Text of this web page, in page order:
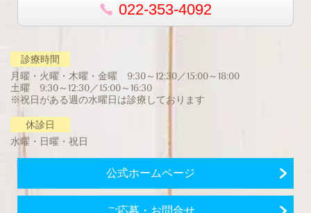
022-353-4092
診療時間
月曜・火曜・木曜・金曜 9:30～12:30／15:00～18:00
土曜 9:30～12:30／15:00～16:30
※祝日がある週の水曜日は診療しております
休診日
水曜・日曜・祝日
公式ホームページ